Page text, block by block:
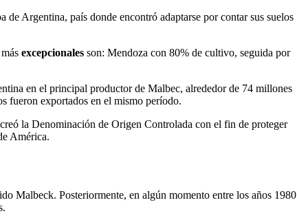
de Argentina, país donde encontró adaptarse por contar sus suelos
excepcionales son: Mendoza con 80% de cultivo, seguida por
en el principal productor de Malbec, alrededor de 74 millones
fueron exportados en el mismo período.
la Denominación de Origen Controlada con el fin de proteger
América.
Malbeck. Posteriormente, en algún momento entre los años 1980